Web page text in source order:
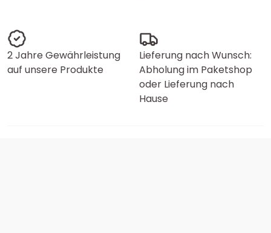
2 Jahre Gewährleistung
auf unsere Produkte
Lieferung nach Wunsch:
Abholung im Paketshop
oder Lieferung nach
Hause